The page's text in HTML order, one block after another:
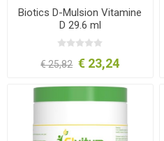
Biotics D-Mulsion Vitamine
D 29.6 ml
€ 25,82 € 23,24